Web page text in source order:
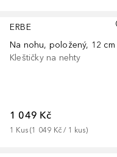
ERBE
Na nohu, položený, 12 cm
Kleštičky na nehty
1 049 Kč
1 Kus (1 049 Kč / 1 kus)